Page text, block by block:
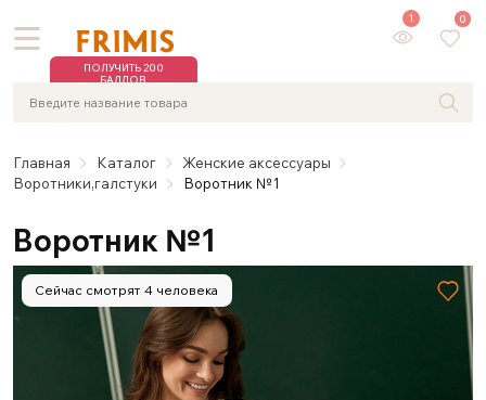
ПОЛУЧИТЬ 200
БАЛЛОВ
1 0
Главная Каталог
Женские аксессуары
Воротники,галстуки
Воротник №1
Воротник №1
Сейчас смотрят 4 человека